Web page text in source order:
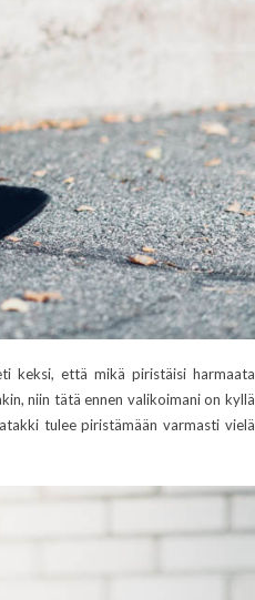
keksi, että mikä piristäisi harmaata
niin tätä ennen valikoimani on kyllä
tulee piristämään varmasti vielä